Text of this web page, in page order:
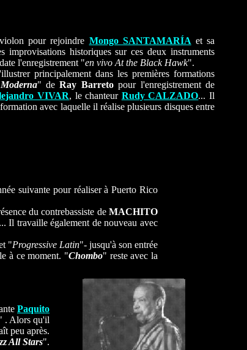
pour rejoindre Mongo SANTAMARÍA et sa
improvisations historiques sur ces deux instruments
l'enregistrement "en vivo At the Black Hawk".
principalement dans les premières formations
" deRay Barretopour l'enregistrement de
VIVAR, le chanteur Rudy CALZADO... Il
avec laquelle il réalise plusieurs disques entre
suivante pour réaliser à Puerto Rico
du contrebassiste deMACHITO
Il travaille également de nouveau avec
"Progressive Latin"- jusqu'à son entrée
à ce moment. "Chombo" reste avec la
Paquito
. Alors qu'il
peu après.
All Stars".